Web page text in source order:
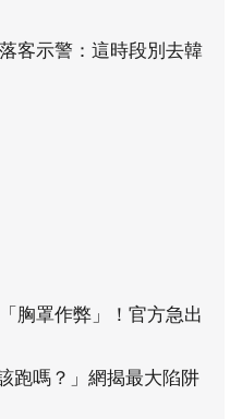
客示警：這時段別去韓
胸罩作弊」！官方急出
跑嗎？」網揭最大陷阱